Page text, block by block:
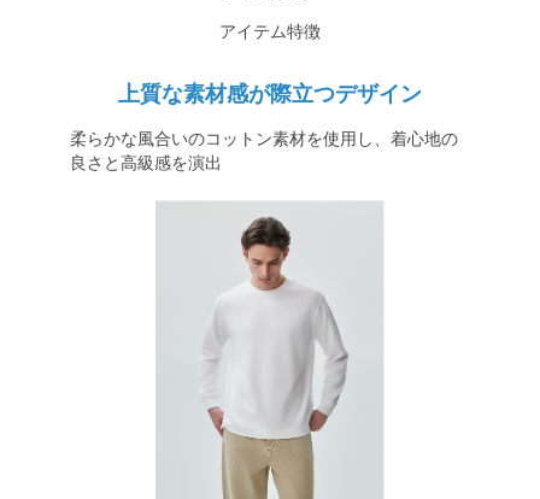
アイテム特徴
上質な素材感が際立つデザイン
柔らかな風合いのコットン素材を使用し、着心地の
良さと高級感を演出